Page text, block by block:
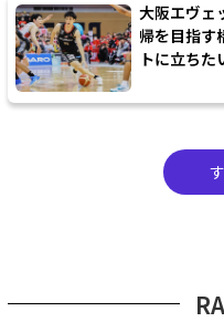
大阪エヴェ
帰を目指す
トに立ちた